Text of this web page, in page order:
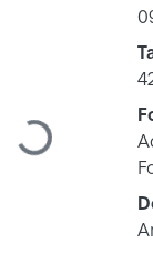
Cargando...